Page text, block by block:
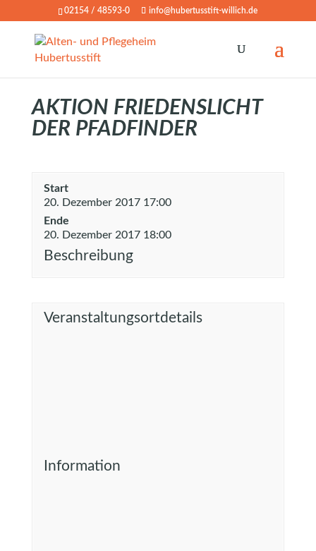
02154 / 48593-0 info@hubertusstift-willich.de
AKTION FRIEDENSLICHT
DER PFADFINDER
Start
20. Dezember 2017 17:00
Ende
20. Dezember 2017 18:00
Beschreibung
Veranstaltungsortdetails
Information